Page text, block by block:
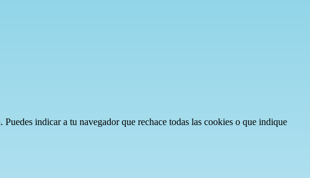
indicar a tu navegador que rechace todas las cookies o que indique